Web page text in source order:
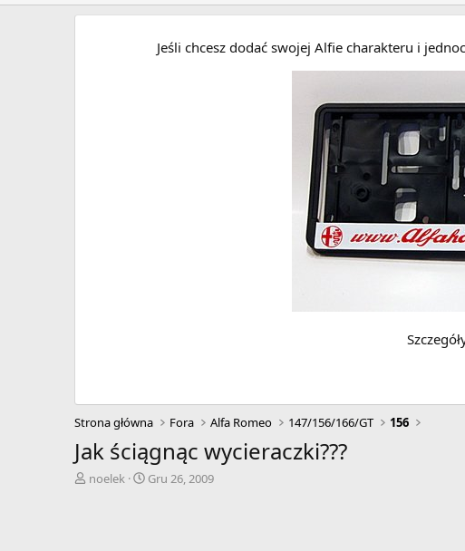
Jeśli chcesz dodać swojej Alfie charakteru i
Strona główna Fora Alfa Romeo 147/156/166/GT 156
Jak ściągnąc wycieraczki???
A
noelek
D
Gru 26, 2009